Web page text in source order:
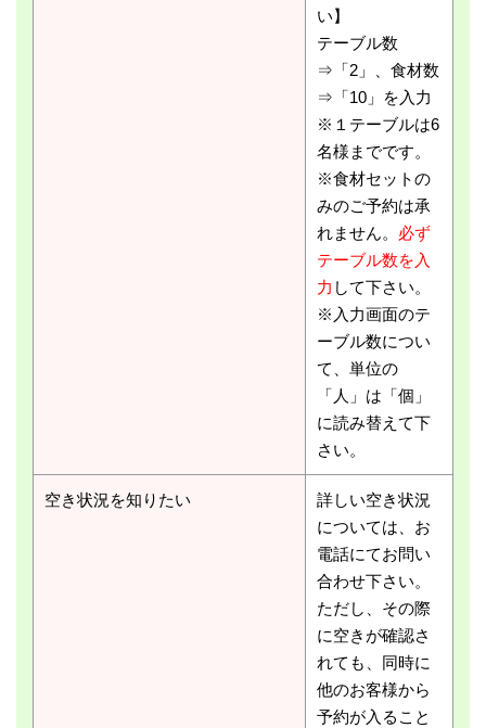
い】
テーブル数
⇒「2」、食材数
⇒「10」を入力
※１テーブルは6
名様までです。
※食材セットの
みのご予約は承
れません。 必ず
テーブル数を入
力 して下さい。
※入力画面のテ
ーブル数につい
て、単位の
「人」は「個」
に読み替えて下
さい。
空き状況を知りたい
詳しい空き状況
については、お
電話にてお問い
合わせ下さい。
ただし、その際
に空きが確認さ
れても、同時に
他のお客様から
予約が入ること